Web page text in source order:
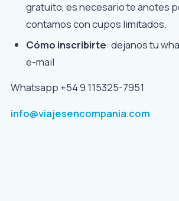
gratuito, es necesario te anotes
contamos con cupos limitados.
Cómo inscribirte: dejanos tu
e-mail
Whatsapp +54 9 115325-7951
info@viajesencompania.com